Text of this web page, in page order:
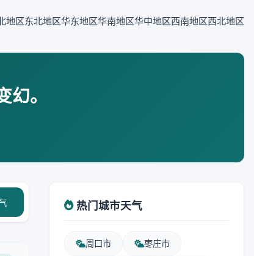
地区东北地区华东地区华南地区华中地区西南地区西北地区
。
热门城市天气
周口市 枣庄市